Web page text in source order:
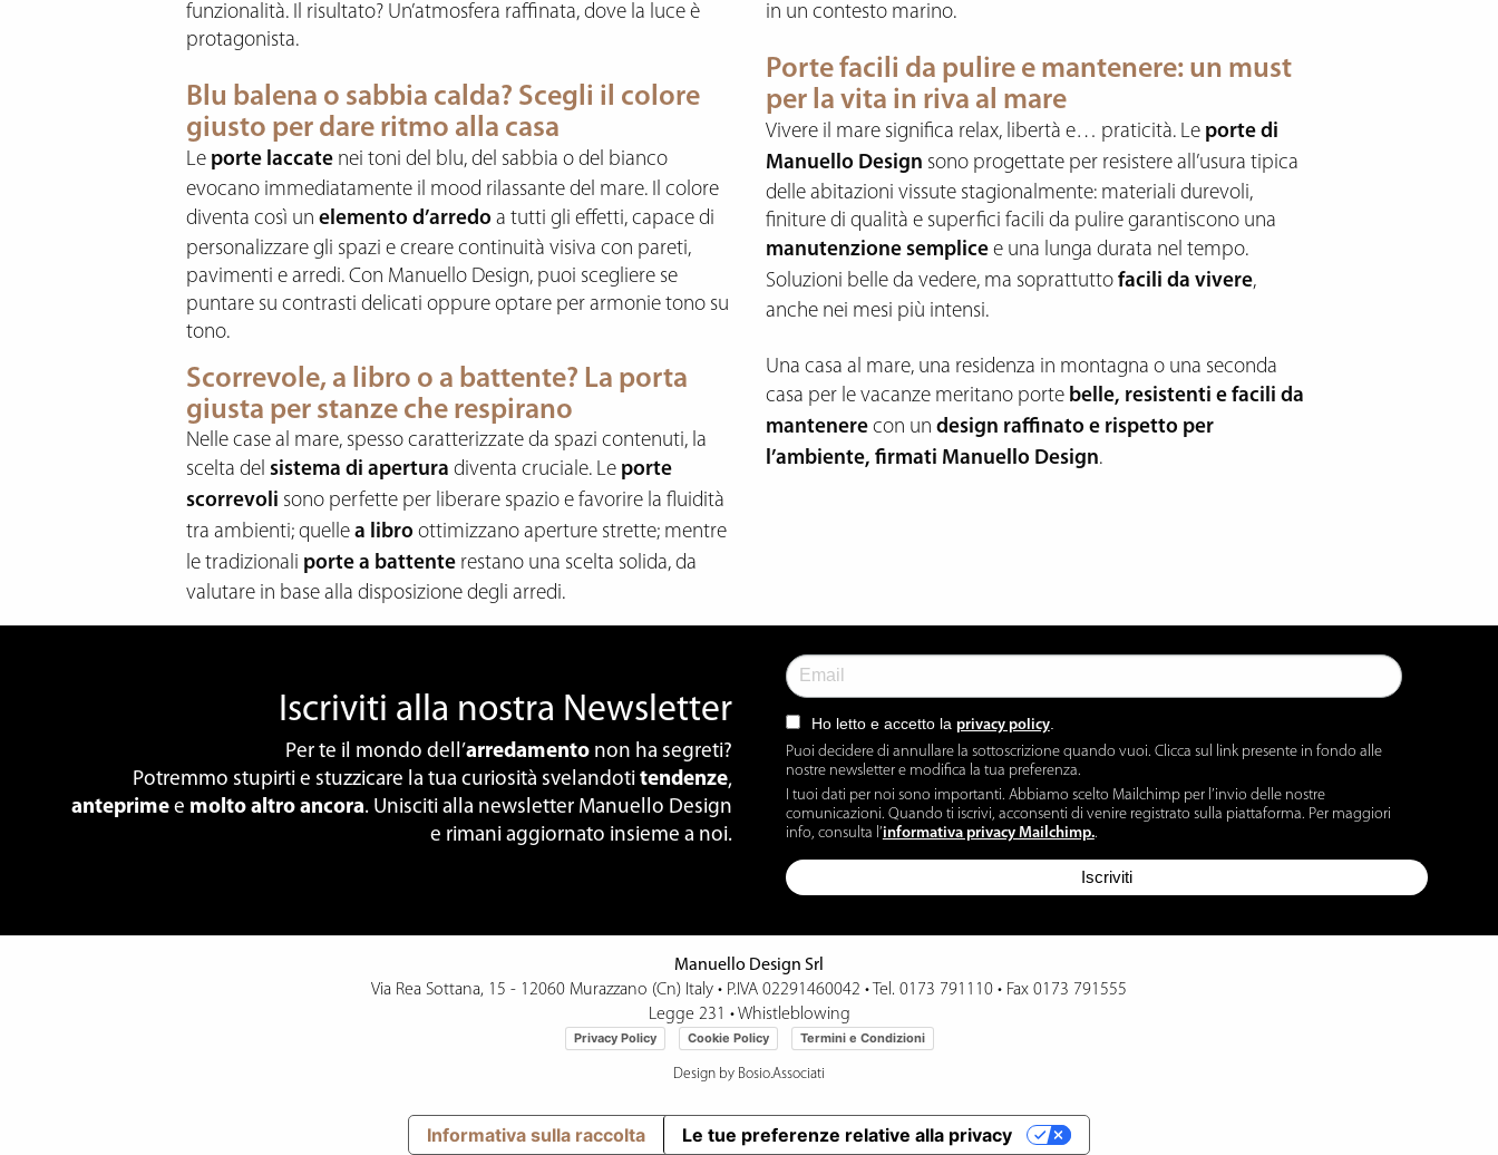
funzionalità. Il risultato? Un’atmosfera raffinata, dove la luce è
protagonista.
Blu balena o sabbia calda? Scegli il colore
giusto per dare ritmo alla casa
Le porte laccatenei toni del blu, del sabbia o del bianco
evocano immediatamente il mood rilassante del mare. Il colore
diventa così un elemento d’arredo a tutti gli effetti, capace di
personalizzare gli spazi e creare continuità visiva con pareti,
pavimenti e arredi. Con Manuello Design, puoi scegliere se
puntare su contrasti delicati oppure optare per armonie tono su
tono.
Scorrevole, a libro o a battente? La porta
giusta per stanze che respirano
Nelle case al mare, spesso caratterizzate da spazi contenuti, la
scelta del sistema di apertura diventa cruciale. Le porte
scorrevoli sono perfette per liberare spazio e favorire la fluidità
tra ambienti; quelle a libro ottimizzano aperture strette; mentre
le tradizionali porte a battenterestano una scelta solida, da
valutare in base alla disposizione degli arredi.
in un contesto marino.
Porte facili da pulire e mantenere: un must
per la vita in riva al mare
Vivere il mare significa relax, libertà e… praticità. Le porte di
Manuello Design sono progettate per resistere all’usura tipica
delle abitazioni vissute stagionalmente: materiali durevoli,
finiture di qualità e superfici facili da pulire garantiscono una
manutenzione semplicee una lunga durata nel tempo.
Soluzioni belle da vedere, ma soprattutto facili da vivere,
anche nei mesi più intensi.
Una casa al mare, una residenza in montagna o una seconda
casa per le vacanze meritano porte belle, resistenti e facili da
mantenerecon un design raffinato e rispetto per
l’ambiente, firmati Manuello Design.
Iscriviti alla nostra Newsletter
Per te il mondo dell’arredamento non ha segreti?
Potremmo stupirti e stuzzicare la tua curiosità svelandoti tendenze,
anteprime e molto altro ancora. Unisciti alla newsletter Manuello Design
e rimani aggiornato insieme a noi.
Ho letto e accetto la privacy policy.
Puoi decidere di annullare la sottoscrizione quando vuoi. Clicca sul link presente in fondo alle
nostre newsletter e modifica la tua preferenza.
I tuoi dati per noi sono importanti. Abbiamo scelto Mailchimp per l’invio delle nostre
comunicazioni. Quando ti iscrivi, acconsenti di venire registrato sulla piattaforma. Per maggiori
info, consulta l’informativa privacy Mailchimp..
Manuello Design Srl
Via Rea Sottana, 15 - 12060 Murazzano (Cn) Italy • P.IVA 02291460042 • Tel. 0173 791110 • Fax 0173 791555
Legge 231 •Whistleblowing
Privacy Policy Cookie Policy Termini e Condizioni
Design by Bosio.Associati
Informativa sulla raccolta Le tue preferenze relative alla privacy